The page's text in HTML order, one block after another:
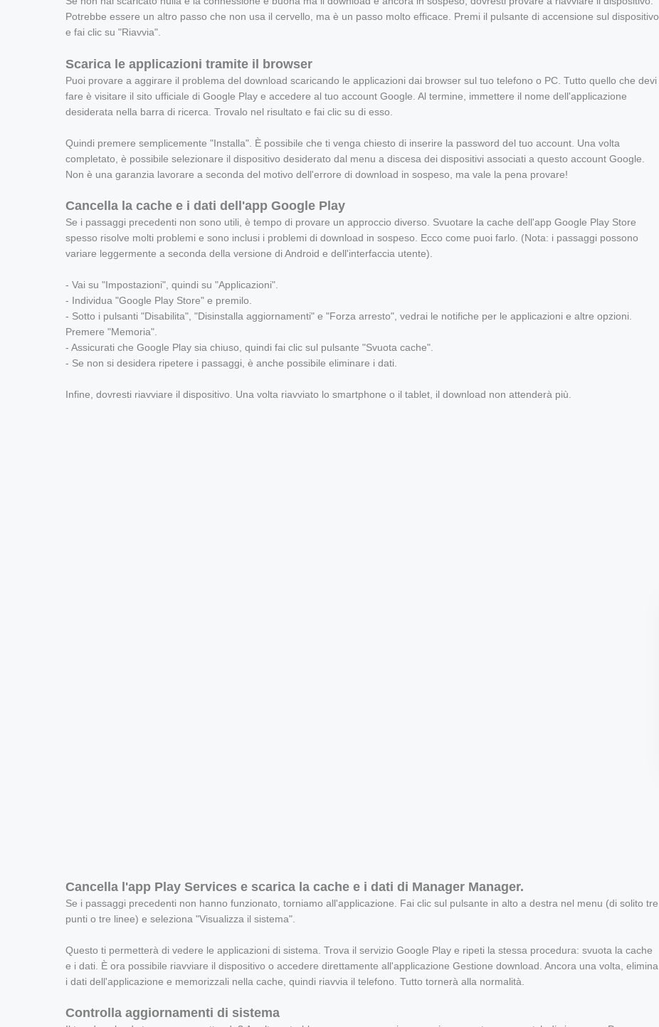
Potrebbe essere un altro passo che non usa il cervello, ma è un passo molto efficace. Premi il pulsante di accensione sul dispositivo
e fai clic su "Riavvia".
Scarica le applicazioni tramite il browser
Puoi provare a aggirare il problema del download scaricando le applicazioni dai browser sul tuo telefono o PC. Tutto quello che devi
fare è visitare il sito ufficiale di Google Play e accedere al tuo account Google. Al termine, immettere il nome dell'applicazione
desiderata nella barra di ricerca. Trovalo nel risultato e fai clic su di esso.
Quindi premere semplicemente "Installa". È possibile che ti venga chiesto di inserire la password del tuo account. Una volta
completato, è possibile selezionare il dispositivo desiderato dal menu a discesa dei dispositivi associati a questo account Google.
Non è una garanzia lavorare a seconda del motivo dell'errore di download in sospeso, ma vale la pena provare!
Cancella la cache e i dati dell'app Google Play
Se i passaggi precedenti non sono utili, è tempo di provare un approccio diverso. Svuotare la cache dell'app Google Play Store
spesso risolve molti problemi e sono inclusi i problemi di download in sospeso. Ecco come puoi farlo. (Nota: i passaggi possono
variare leggermente a seconda della versione di Android e dell'interfaccia utente).
- Vai su "Impostazioni", quindi su "Applicazioni".
- Individua "Google Play Store" e premilo.
- Sotto i pulsanti "Disabilita", "Disinstalla aggiornamenti" e "Forza arresto", vedrai le notifiche per le applicazioni e altre opzioni.
Premere "Memoria".
- Assicurati che Google Play sia chiuso, quindi fai clic sul pulsante "Svuota cache".
- Se non si desidera ripetere i passaggi, è anche possibile eliminare i dati.
Infine, dovresti riavviare il dispositivo. Una volta riavviato lo smartphone o il tablet, il download non attenderà più.
Cancella l'app Play Services e scarica la cache e i dati di Manager Manager.
Se i passaggi precedenti non hanno funzionato, torniamo all'applicazione. Fai clic sul pulsante in alto a destra nel menu (di solito tre
punti o tre linee) e seleziona "Visualizza il sistema".
Questo ti permetterà di vedere le applicazioni di sistema. Trova il servizio Google Play e ripeti la stessa procedura: svuota la cache
e i dati. È ora possibile riavviare il dispositivo o accedere direttamente all'applicazione Gestione download. Ancora una volta, elimina
i dati dell'applicazione e memorizzali nella cache, quindi riavvia il telefono. Tutto tornerà alla normalità.
Controlla aggiornamenti di sistema